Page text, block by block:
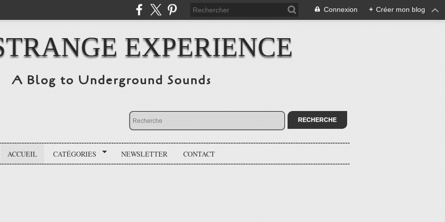
Connexion + Créer mon blog
EXPERIENCE
A Blog to Underground Sounds
ACCUEIL CATÉGORIES NEWSLETTER CONTACT